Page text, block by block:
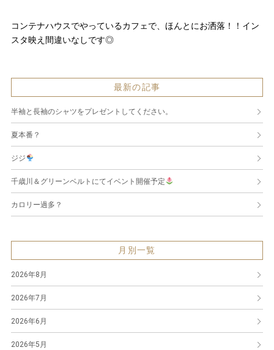
コンテナハウスでやっているカフェで、ほんとにお洒落！！イン
スタ映え間違いなしです◎
最新の記事
半袖と長袖のシャツをプレゼントしてください。
夏本番？
ジジ
千歳川＆グリーンベルトにてイベント開催予定
カロリー過多？
月別一覧
2026年8月
2026年7月
2026年6月
2026年5月